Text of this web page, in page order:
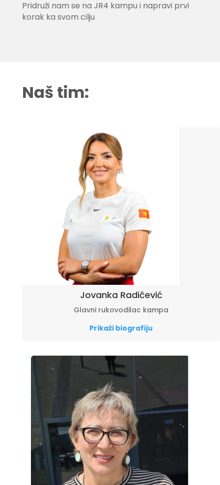
Pridruži nam se na JR4 kampu i napravi prvi
korak ka svom cilju
Naš tim:
Jovanka Radičević
Glavni rukovodilac kampa
Prikaži biografiju